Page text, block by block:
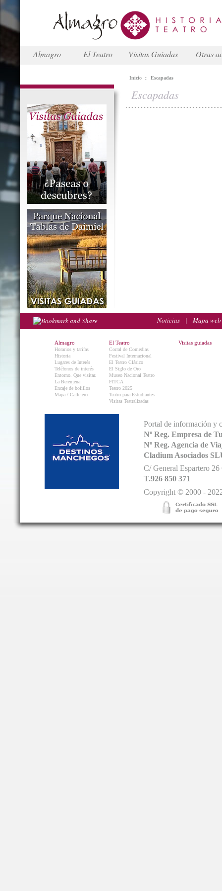
Almagro El Teatro Visitas Guiadas Otras
Inicio :: Escapadas
Escapadas
Noticias | Mapa web
Almagro
Horarios y tarifas
Historia
Lugares de Interés
Teléfonos de interés
Entorno. Que visitar.
La Berenjena
Encaje de bolillos
Mapa / Callejero
El Teatro
Corral de Comedias
Festival Internacional
El Teatro Clásico
El Siglo de Oro
Museo Nacional Teatro
FITCA
Teatro 2025
Teatro para Estudiantes
Visitas Teatralizadas
Visitas guiadas
Portal de información y
Nº Reg. Empresa de
Nº Reg. Agencia de
Cladium Asociados
C/ General Espartero
T.926 850 371
Copyright © 2000 -